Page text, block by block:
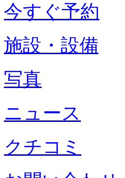
今すぐ予約
施設・設備
写真
ニュース
クチコミ